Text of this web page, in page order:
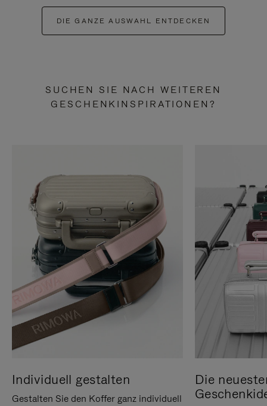
DIE GANZE AUSWAHL ENTDECKEN
SUCHEN SIE NACH WEITEREN
GESCHENKINSPIRATIONEN?
Individuell gestalten
Gestalten Sie den Koffer ganz individuell
Die